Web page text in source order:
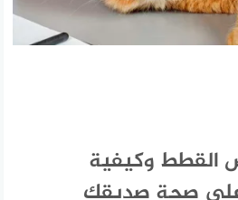
القطط وكيفية